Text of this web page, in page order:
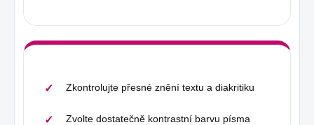
Zkontrolujte přesné znění textu a diakritiku
Zvolte dostatečně kontrastní barvu písma